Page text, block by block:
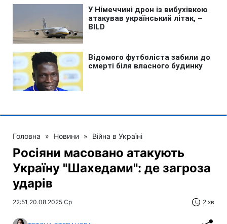
Головна » Новини » Війна в Україні
Росіяни масовано атакують
Україну "Шахедами": де загроза
ударів
22:51 20.08.2025 Ср 2 хв